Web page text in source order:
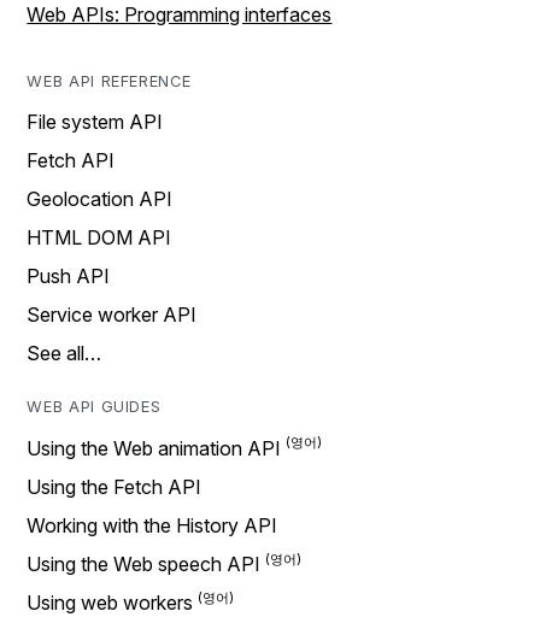
Web APIs: Programming interfaces
WEB API REFERENCE
File system API
Fetch API
Geolocation API
HTML DOM API
Push API
Service worker API
See all…
WEB API GUIDES
Using the Web animation API
Using the Fetch API
Working with the History API
Using the Web speech API
Using web workers